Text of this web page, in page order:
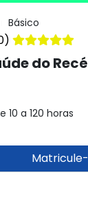
Básico
do
10 a 120 horas